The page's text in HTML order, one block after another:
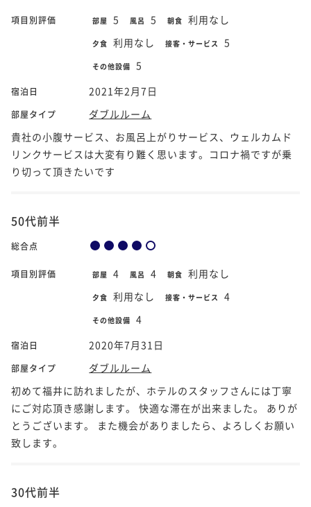
項目別評価 部屋 5 風呂 5 朝食 利用なし
夕食 利用なし 接客・サービス 5
その他設備 5
宿泊日 2021年2月7日
部屋タイプ
ダブルルーム
貴社の小腹サービス、お風呂上がりサービス、ウェルカムド
リンクサービスは大変有り難く思います。コロナ禍ですが乗
り切って頂きたいです
50代前半
総合点
項目別評価 部屋 4 風呂 4 朝食 利用なし
夕食 利用なし 接客・サービス 4
その他設備 4
宿泊日 2020年7月31日
部屋タイプ
ダブルルーム
初めて福井に訪れましたが、ホテルのスタッフさんには丁寧
にご対応頂き感謝します。 快適な滞在が出来ました。 ありが
とうございます。 また機会がありましたら、よろしくお願い
致します。
30代前半